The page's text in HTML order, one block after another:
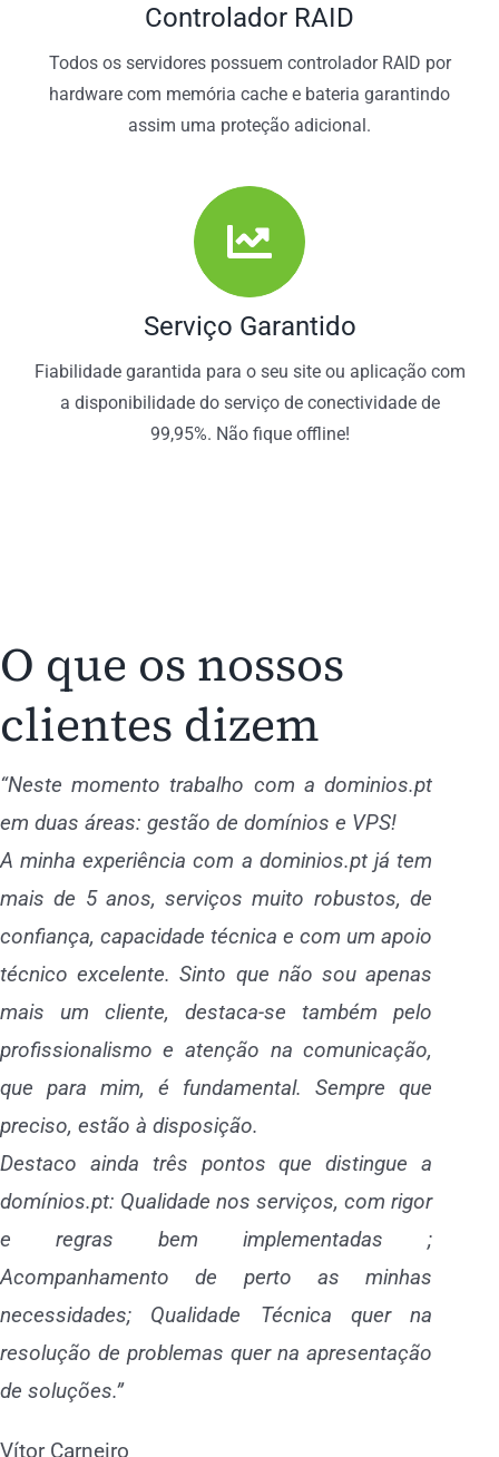
Controlador RAID
Todos os servidores possuem controlador RAID por
hardware com memória cache e bateria garantindo
assim uma proteção adicional.
Serviço Garantido
Fiabilidade garantida para o seu site ou aplicação com
a disponibilidade do serviço de conectividade de
99,95%. Não fique offline!
O que os nossos
clientes dizem
“Neste momento trabalho com a dominios.pt
em duas áreas: gestão de domínios e VPS!
A minha experiência com a dominios.pt já tem
mais de 5 anos, serviços muito robustos, de
confiança, capacidade técnica e com um apoio
técnico excelente. Sinto que não sou apenas
mais um cliente, destaca-se também pelo
profissionalismo e atenção na comunicação,
que para mim, é fundamental. Sempre que
preciso, estão à disposição.
Destaco ainda três pontos que distingue a
domínios.pt: Qualidade nos serviços, com rigor
e regras bem implementadas ;
Acompanhamento de perto as minhas
necessidades; Qualidade Técnica quer na
resolução de problemas quer na apresentação
de soluções.”
Vítor Carneiro